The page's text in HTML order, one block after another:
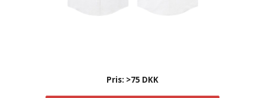
Pris: >75 DKK